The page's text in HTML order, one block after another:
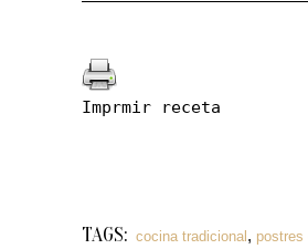
Imprmir receta
TAGS: cocina tradicional , postres